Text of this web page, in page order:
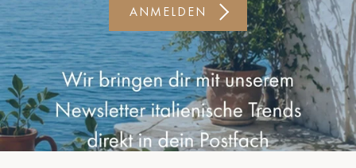
Münster
Oldenburg
Potsdam
Rostock
ANMELDEN